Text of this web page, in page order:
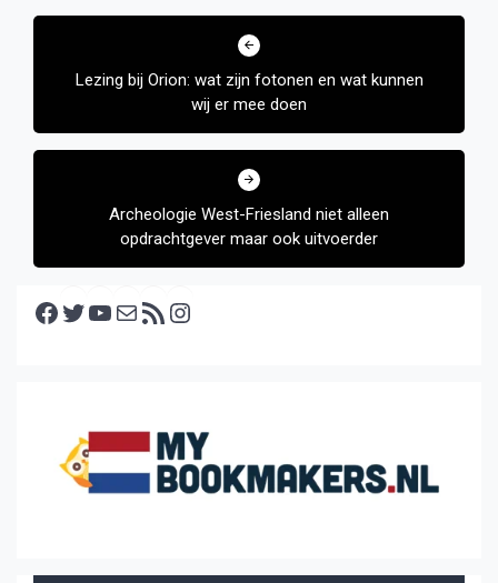
Bericht
Lezing bij Orion: wat zijn fotonen en wat kunnen
wij er mee doen
Archeologie West-Friesland niet alleen
opdrachtgever maar ook uitvoerder
Facebook Twitter YouTube E-mail RSS feed